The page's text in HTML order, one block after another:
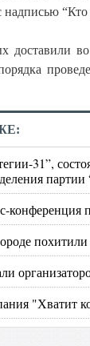
“Кто
доставили
31”,
похитили
"Хватит